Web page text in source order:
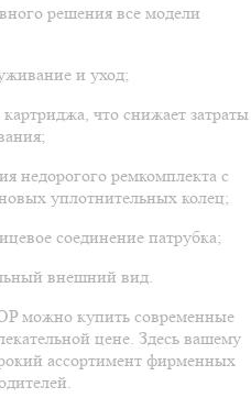
решения все модели
и уход;
что снижает затраты
недорогого ремкомплекта с
уплотнительных колец;
соединение патрубка;
внешний вид.
можно купить современные
цене. Здесь вашему
ассортимент фирменных